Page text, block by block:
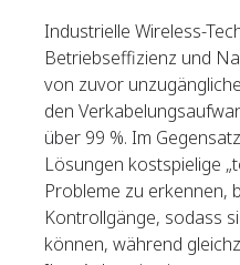
Industrielle Wireless-
Betriebseffizienz und
von zuvor
den
über 99 %. Im
Lösungen kostspielige
Probleme zu erkennen,
Kontrollgänge, sodass
können, während